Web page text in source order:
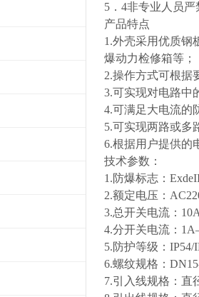
5．4非专业人员
产品特点
1.外壳采用优质钢
爆动力检修箱等；
2.操作方式可根据
3.可实现对电路中
4.可满足大电流的
5.可实现两路或多
6.根据用户提供的
技术参数：
1.防爆标志：
2.额定电压：
3.总开关电流：
4.分开关电流：
5.防护等级：IP54/
6.螺纹规格：
7.引入线规格：直